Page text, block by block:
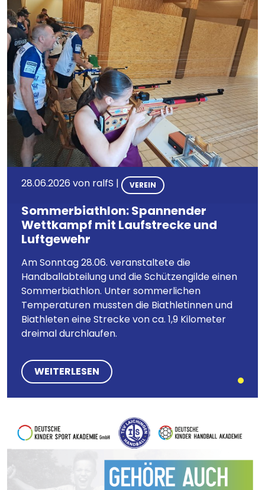
28.06.2026 von ralfS | VEREIN
Sommerbiathlon: Spannender
Wettkampf mit Laufstrecke und
Luftgewehr
Am Sonntag 28.06. veranstaltete die
Handballabteilung und die Schützengilde einen
Sommerbiathlon. Unter sommerlichen
Temperaturen mussten die Biathletinnen und
Biathleten eine Strecke von ca. 1,9 Kilometer
dreimal durchlaufen.
WEITERLESEN